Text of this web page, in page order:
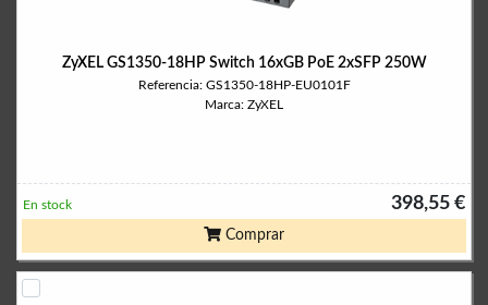
ZyXEL GS1350-18HP Switch 16xGB PoE 2xSFP 250W
Referencia: GS1350-18HP-EU0101F
Marca: ZyXEL
398,55 €
En stock
Comprar